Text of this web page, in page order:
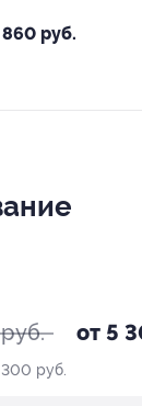
860 руб.
от 5
руб.